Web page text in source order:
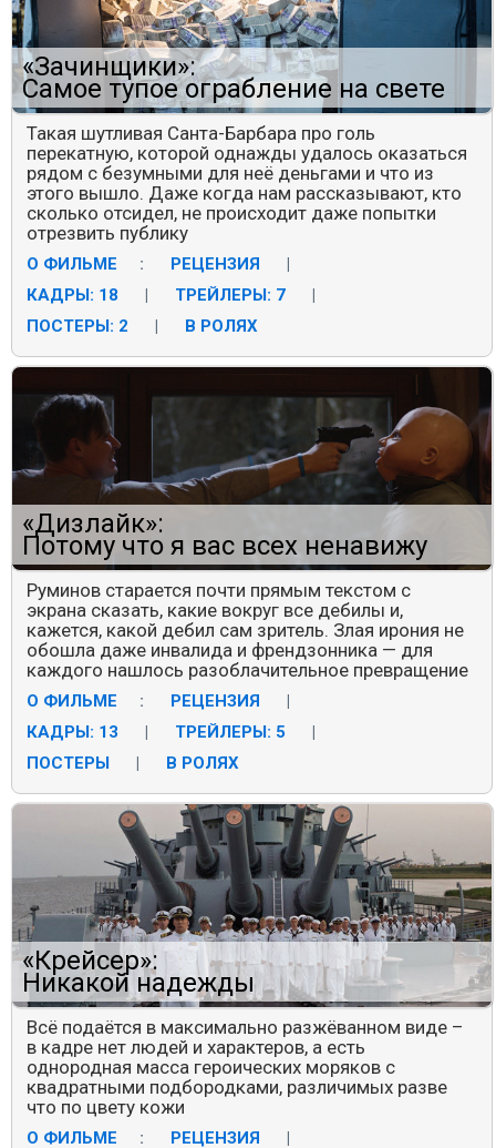
«Зачинщики»:
Самое тупое ограбление на свете
Такая шутливая Санта-Барбара про голь
перекатную, которой однажды удалось оказаться
рядом с безумными для неё деньгами и что из
этого вышло. Даже когда нам рассказывают, кто
сколько отсидел, не происходит даже попытки
отрезвить публику
О ФИЛЬМЕ : РЕЦЕНЗИЯ
|
КАДРЫ: 18
| ТРЕЙЛЕРЫ: 7
|
ПОСТЕРЫ: 2
| В РОЛЯХ
«Дизлайк»:
Потому что я вас всех ненавижу
Руминов старается почти прямым текстом с
экрана сказать, какие вокруг все дебилы и,
кажется, какой дебил сам зритель. Злая ирония не
обошла даже инвалида и френдзонника — для
каждого нашлось разоблачительное превращение
О ФИЛЬМЕ : РЕЦЕНЗИЯ
|
КАДРЫ: 13
| ТРЕЙЛЕРЫ: 5
|
ПОСТЕРЫ
| В РОЛЯХ
«Крейсер»:
Никакой надежды
Всё подаётся в максимально разжёванном виде –
в кадре нет людей и характеров, а есть
однородная масса героических моряков с
квадратными подбородками, различимых разве
что по цвету кожи
О ФИЛЬМЕ : РЕЦЕНЗИЯ |